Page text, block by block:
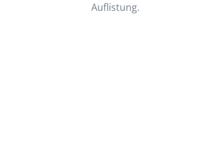
Auflistung.